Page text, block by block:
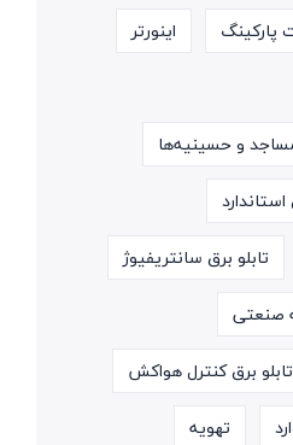
پارکینگ
اینورتر
و حسینیه‌ها
استاندارد
تابلو برق سانتریفیوژ
صنعتی
تابلو برق کنترل هواکش
تهویه